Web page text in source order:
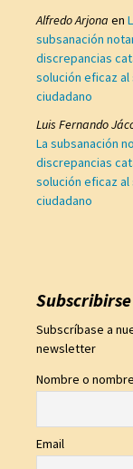
Alfredo Arjona en
subsanación
discrepancias
solución eficaz
ciudadano
Luis Fernando
La subsanación
discrepancias
solución eficaz
ciudadano
Subscribirse
Subscríbase a
newsletter
Nombre o
Email